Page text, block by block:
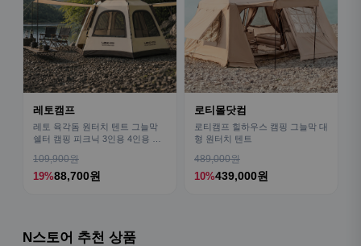
레토캠프
레토 육각돔 원터치 텐트 그늘막
쉘터 캠핑 피크닉 3인용 4인용 패
109,900원
19%88,700원
로티몰닷컴
로티캠프 힐하우스 캠핑 그늘막 대
형 원터치 텐트
489,000원
10%439,000원
N스토어 추천 상품